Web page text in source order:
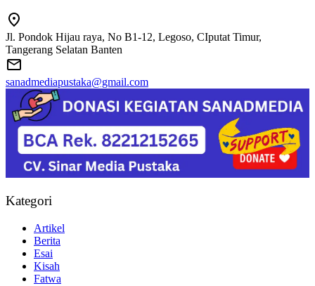
Jl. Pondok Hijau raya, No B1-12, Legoso, CIputat Timur,
Tangerang Selatan Banten
sanadmediapustaka@gmail.com
Kategori
Artikel
Berita
Esai
Kisah
Fatwa